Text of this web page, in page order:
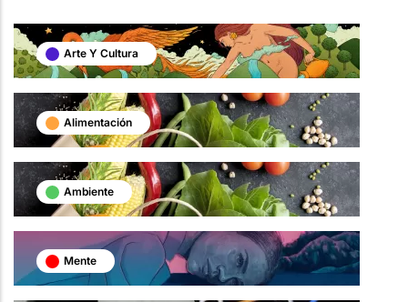
Arte Y Cultura
Alimentación
Ambiente
Mente